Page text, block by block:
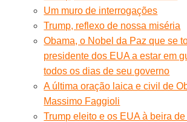
Um muro de interrogações
Trump, reflexo de nossa miséria
Obama, o Nobel da Paz que se
presidente dos EUA a estar em
todos os dias de seu governo
A última oração laica e civil de
Massimo Faggioli
Trump eleito e os EUA à beira